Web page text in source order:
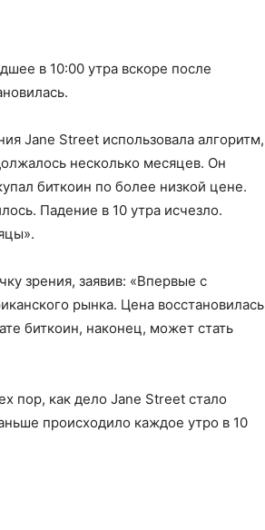
в 10:00 утра вскоре после
Jane Street использовала алгоритм,
несколько месяцев. Он
биткоин по более низкой цене.
Падение в 10 утра исчезло.
зрения, заявив: «Впервые с
рынка. Цена восстановилась
биткоин, наконец, может стать
пор, как дело Jane Street стало
происходило каждое утро в 10